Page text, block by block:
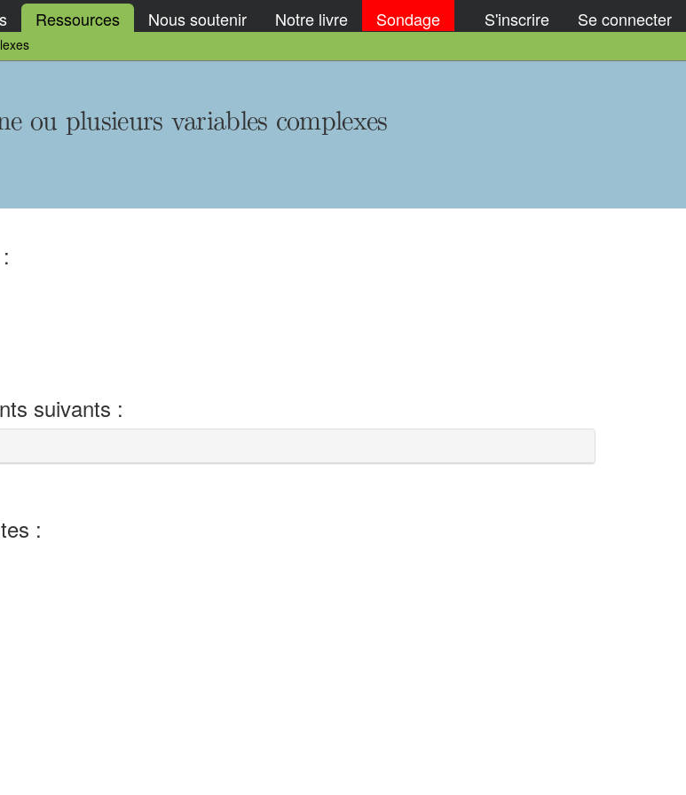
Ressources Nous soutenir Notre livre Sondage S'inscrire Se connecter
ou plusieurs variables complexes
suivants :
: